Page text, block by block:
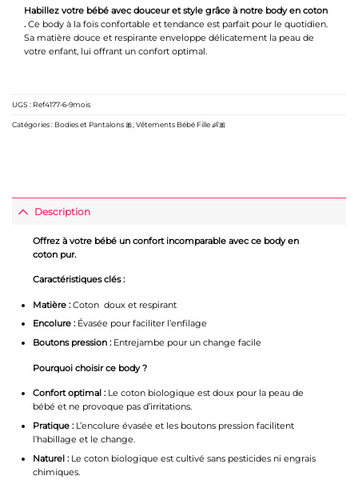
Habillez votre bébé avec douceur et style grâce à notre body en coton
. Ce body à la fois confortable et tendance est parfait pour le quotidien.
Sa matière douce et respirante enveloppe délicatement la peau de
votre enfant, lui offrant un confort optimal.
UGS : Ref4177-6-9mois
Catégories : Bodies et Pantalons 🎀 Vêtements Bébé Fille 👶🎀
Description
Offrez à votre bébé un confort incomparable avec ce body en
coton pur.
Caractéristiques clés :
Matière :Coton doux et respirant
Encolure :Évasée pour faciliter l’enfilage
Boutons pression :Entrejambe pour un change facile
Pourquoi choisir ce body ?
Confort optimal :Le coton biologique est doux pour la peau de
bébé et ne provoque pas d’irritations.
Pratique :L’encolure évasée et les boutons pression facilitent
l’habillage et le change.
Naturel :Le coton biologique est cultivé sans pesticides ni engrais
chimiques.